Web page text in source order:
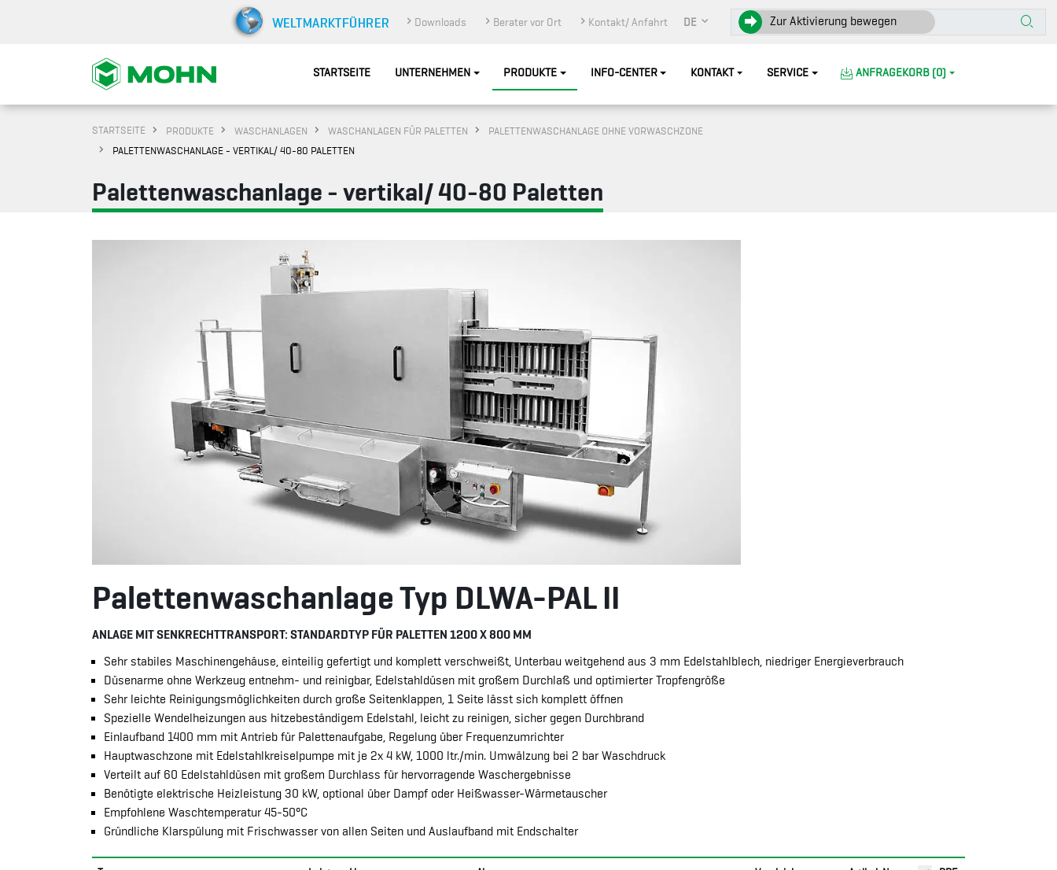
Downloads Berater vor Ort Kontakt/ Anfahrt DE Zur Aktivierung bewegen
STARTSEITE UNTERNEHMEN PRODUKTE INFO-CENTER KONTAKT SERVICE ANFRAGEKORB (0)
STARTSEITE PRODUKTE WASCHANLAGEN WASCHANLAGEN FÜR PALETTEN
PALETTENWASCHANLAGE OHNE VORWASCHZONE
PALETTENWASCHANLAGE - VERTIKAL/ 40-80 PALETTEN
Palettenwaschanlage - vertikal/ 40-80 Paletten
Palettenwaschanlage Typ DLWA-PAL II
ANLAGE MIT SENKRECHTTRANSPORT: STANDARDTYP FÜR PALETTEN 1200 X 800 MM
Sehr stabiles Maschinengehäuse, einteilig gefertigt und komplett verschweißt, Unterbau weitgehend aus 3 mm Edelstahlblech, niedriger Energieverbrauch
Düsenarme ohne Werkzeug entnehm- und reinigbar, Edelstahldüsen mit großem Durchlaß und optimierter Tropfengröße
Sehr leichte Reinigungsmöglichkeiten durch große Seitenklappen, 1 Seite lässt sich komplett öffnen
Spezielle Wendelheizungen aus hitzebeständigem Edelstahl, leicht zu reinigen, sicher gegen Durchbrand
Einlaufband 1400 mm mit Antrieb für Palettenaufgabe, Regelung über Frequenzumrichter
Hauptwaschzone mit Edelstahlkreiselpumpe mit je 2x 4 kW, 1000 ltr./min. Umwälzung bei 2 bar Waschdruck
Verteilt auf 60 Edelstahldüsen mit großem Durchlass für hervorragende Waschergebnisse
Benötigte elektrische Heizleistung 30 kW, optional über Dampf oder Heißwasser-Wärmetauscher
Empfohlene Waschtemperatur 45-50°C
Gründliche Klarspülung mit Frischwasser von allen Seiten und Auslaufband mit Endschalter